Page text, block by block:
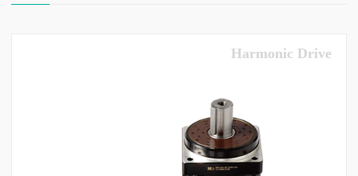
Harmonic Drive